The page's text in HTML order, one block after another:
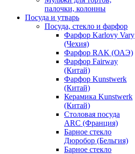
палочки, колонны
Посуда и утварь
Посуда, стекло и фарфор
Фарфор Karlovy Vary
(Чехия)
Фарфор RAK (ОАЭ)
Фарфор Fairway
(Китай)
Фарфор Kunstwerk
(Китай)
Керамика Kunstwerk
(Китай)
Столовая посуда
ARC (Франция)
Барное стекло
Дюробор (Бельгия)
Барное стекло